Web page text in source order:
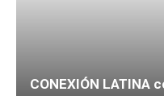
CONEXIÓN LATINA